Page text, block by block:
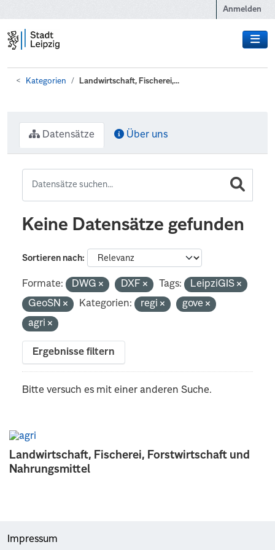
Anmelden
Kategorien Landwirtschaft, Fischerei,...
Landwirtschaft, Fischerei, Forstwirtschaft und
Nahrungsmittel
Datensätze Über uns
Keine Datensätze gefunden
Sortieren nach
Formate: DWG DXF Tags:
LeipziGIS
GeoSN
Kategorien: regi
gove
agri
Ergebnisse filtern
Bitte versuch es mit einer anderen Suche.
Impressum